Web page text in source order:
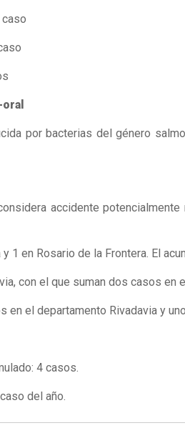
por bacterias del género
accidente potencialmente
en Rosario de la Frontera. El
con el que suman dos casos en
departamento Rivadavia y uno
4 casos.
del año.